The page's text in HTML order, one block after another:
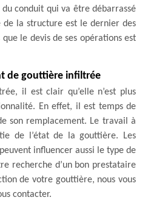
conduit qui va être débarrassé
de la structure est le dernier des
le devis de ses opérations est
de gouttière infiltrée
il est clair qu’elle n’est plus
En effet, il est temps de
son remplacement. Le travail à
de l’état de la gouttière. Les
influencer aussi le type de
recherche d’un bon prestataire
de votre gouttière, nous vous
contacter.